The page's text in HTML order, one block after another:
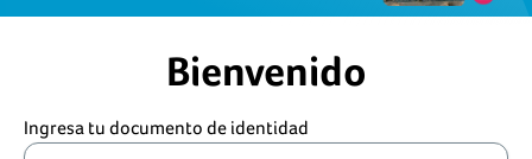
Bienvenido
Ingresa tu documento de identidad